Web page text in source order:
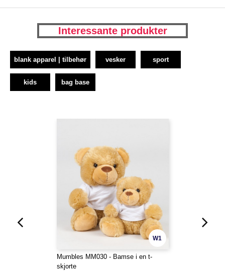
Interessante produkter
blank apparel | tilbehør vesker sport
kids bag base
W1
Mumbles MM030 - Bamse i en t-
skjorte